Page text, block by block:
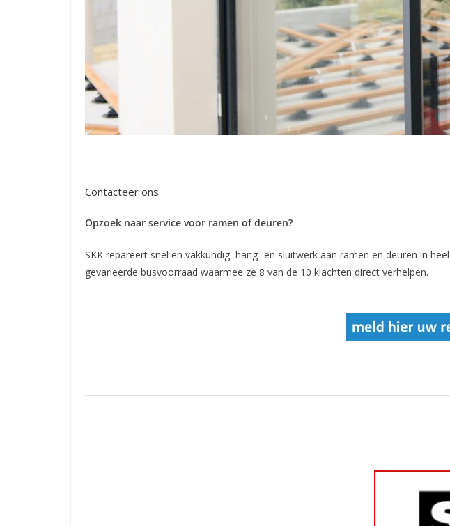
Contacteer ons
Opzoek naar service voor ramen of deuren?
SKK repareert snel en vakkundig hang- en sluitwerk aan ramen en deuren in
gevarieerde busvoorraad waarmee ze 8 van de 10 klachten direct verhelpen.